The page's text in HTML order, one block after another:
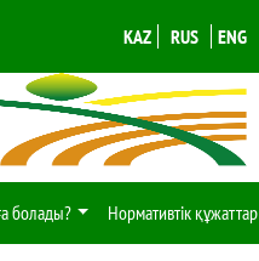
KAZ RUS ENG
болады? Нормативтік құжаттар